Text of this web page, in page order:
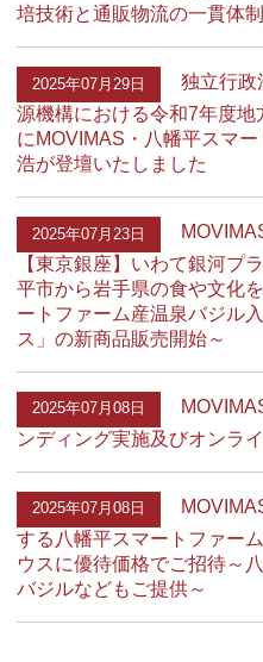
培技術と通販物流の一貫体
2025年07月29日
独立行政
源機構における令和7年度
にMOVIMAS・八幡平スマ
浩が登壇いたしました
2025年07月23日
【東京銀座】いわて銀河プ
平市から岩手県の食や文化
ートファーム産温泉バジル
ス」の新商品販売開始～
2025年07月08日
ンディング実施及びオンラ
2025年07月08日
する八幡平スマートファー
ウスに優待価格でご招待～
バジルなどもご提供～